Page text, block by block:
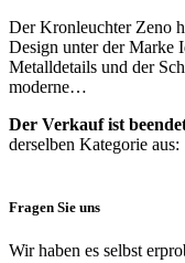
Der Kronleuchter Zeno
Design unter der Marke
Metalldetails und der
moderne…
Der Verkauf ist
derselben Kategorie aus:
Fragen Sie uns
Wir haben es selbst